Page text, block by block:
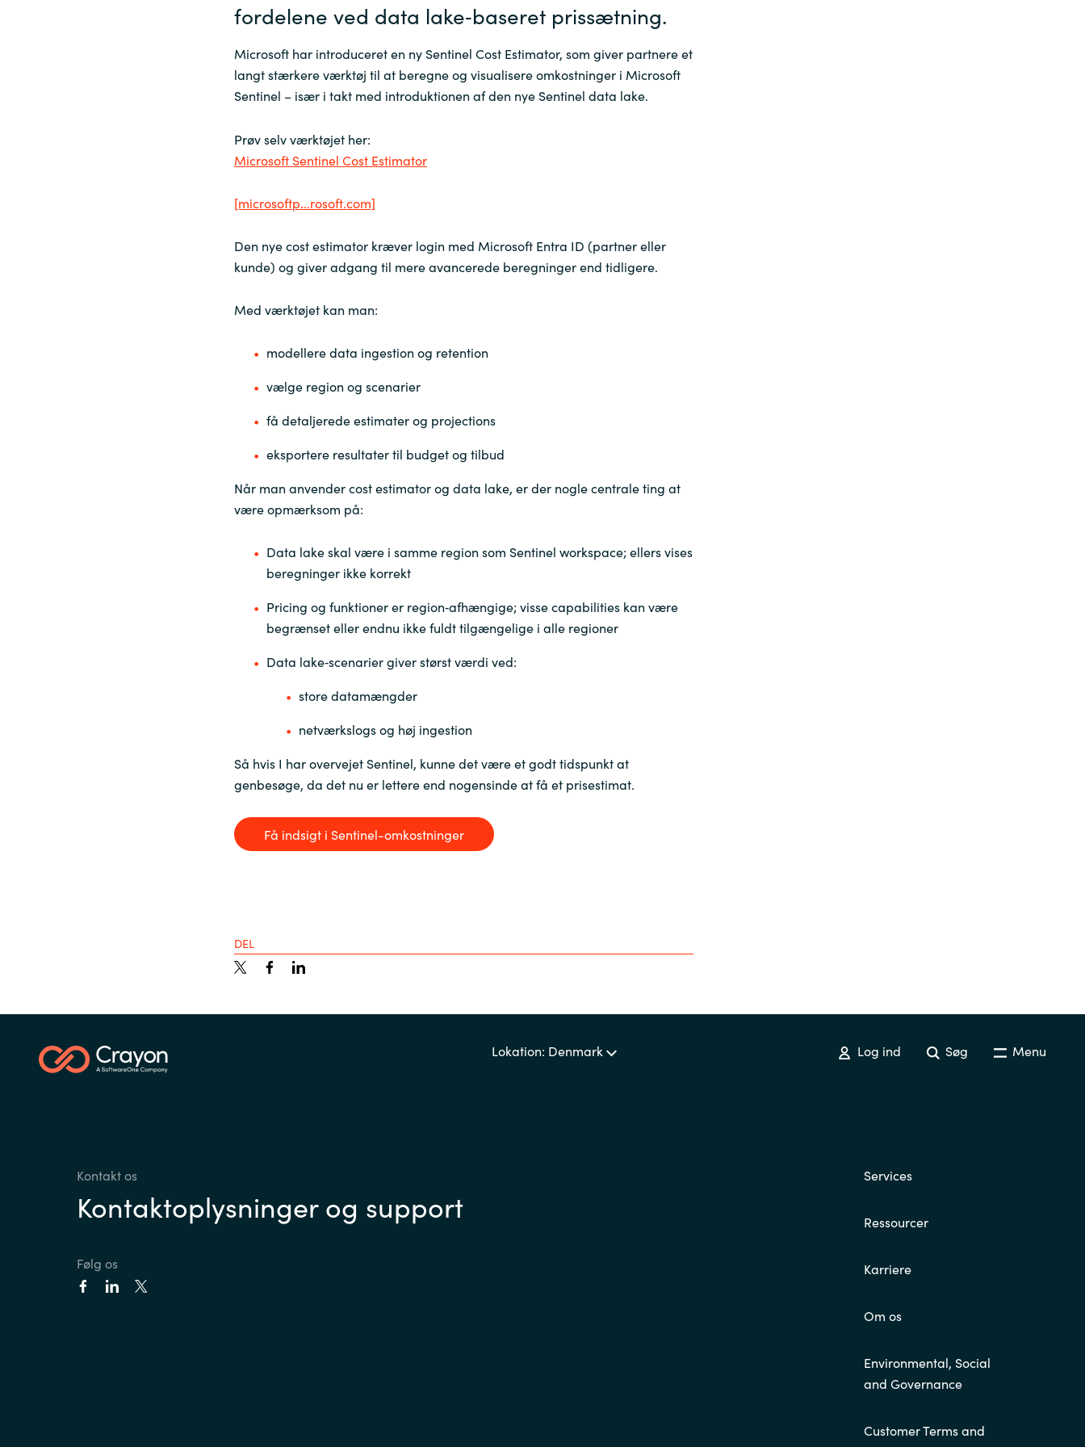
Sweden
Ukraine
United Kingdom
fordelene ved data lake‑baseret prissætning.
Microsoft har introduceret en ny Sentinel Cost Estimator, som giver partnere et
langt stærkere værktøj til at beregne og visualisere omkostninger i Microsoft
Sentinel – især i takt med introduktionen af den nye Sentinel data lake.
Prøv selv værktøjet her:
Microsoft Sentinel Cost Estimator
[microsoftp...rosoft.com]
Den nye cost estimator kræver login med Microsoft Entra ID (partner eller
kunde) og giver adgang til mere avancerede beregninger end tidligere.
Med værktøjet kan man:
modellere data ingestion og retention
vælge region og scenarier
få detaljerede estimater og projections
eksportere resultater til budget og tilbud
Når man anvender cost estimator og data lake, er der nogle centrale ting at
være opmærksom på:
Data lake skal være i samme region som Sentinel workspace; ellers vises
beregninger ikke korrekt
Pricing og funktioner er region‑afhængige; visse capabilities kan være
begrænset eller endnu ikke fuldt tilgængelige i alle regioner
Data lake‑scenarier giver størst værdi ved:
store datamængder
netværkslogs og høj ingestion
Så hvis I har overvejet Sentinel, kunne det være et godt tidspunkt at
genbesøge, da det nu er lettere end nogensinde at få et prisestimat.
Få indsigt i Sentinel-omkostninger
DEL
Lokation: Denmark Log ind Søg Menu
Kontakt os
Kontaktoplysninger og support
Følg os
Services
Ressourcer
Karriere
Om os
Environmental, Social
and Governance
Customer Terms and